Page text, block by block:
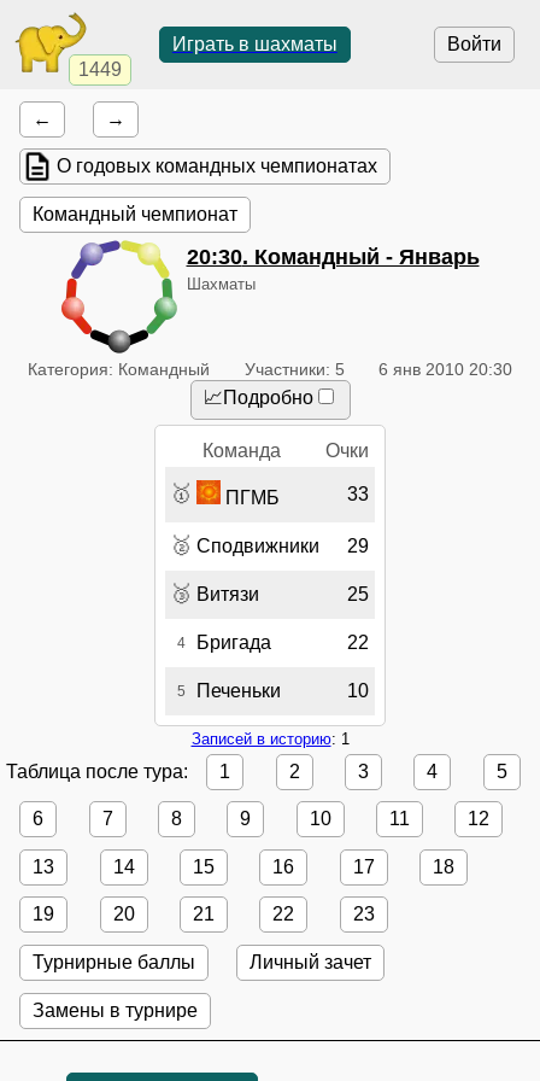
1449
Войти
Играть в шахматы
← →
О годовых командных чемпионатах
Командный чемпионат
20:30. Командный - Январь
Шахматы
Категория: Командный Участники: 5 6 янв 2010 20:30
📈Подробно
Команда Очки
🥇 ПГМБ 33
🥈 Сподвижники 29
🥉 Витязи 25
4 Бригада 22
5 Печеньки 10
Записей в историю: 1
Таблица после тура: 1 2 3 4 5
6 7 8 9 10 11 12
13 14 15 16 17 18
19 20 21 22 23
Турнирные баллы Личный зачет
Замены в турнире